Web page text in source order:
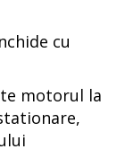
cu
motorul la